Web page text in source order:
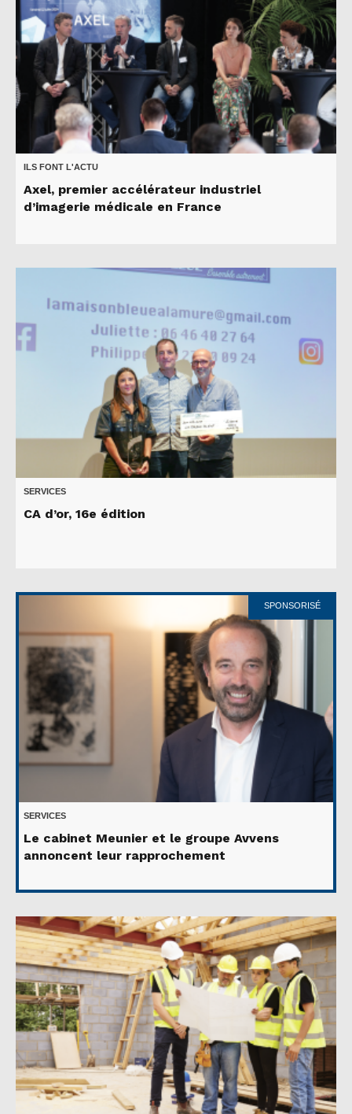
ILS FONT L'ACTU
Axel, premier accélérateur industriel
d’imagerie médicale en France
SERVICES
CA d’or, 16e édition
SPONSORISÉ
SERVICES
Le cabinet Meunier et le groupe Avvens
annoncent leur rapprochement